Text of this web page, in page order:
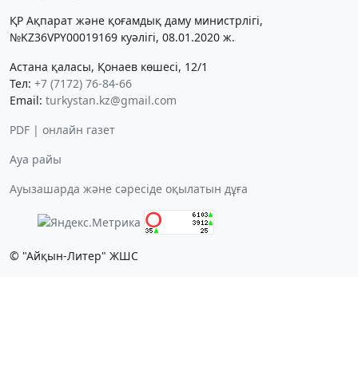
ҚР Ақпарат және қоғамдық даму министрлігі,
№KZ36VPY00019169 куәлігі, 08.01.2020 ж.
Астана қаласы, Қонаев көшесі, 12/1
Тел: +7 (7172) 76-84-66
Email: turkystan.kz@gmail.com
PDF | онлайн газет
Ауа райы
Ауызашарда және сәресіде оқылатын дұға
© "Айқын-Литер" ЖШС